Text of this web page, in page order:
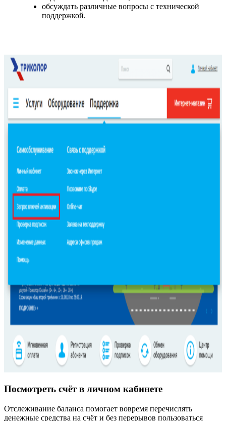
обсуждать различные вопросы с технической
поддержкой.
Посмотреть счёт в личном кабинете
Отслеживание баланса помогает вовремя перечислять
денежные средства на счёт и без перерывов пользоваться